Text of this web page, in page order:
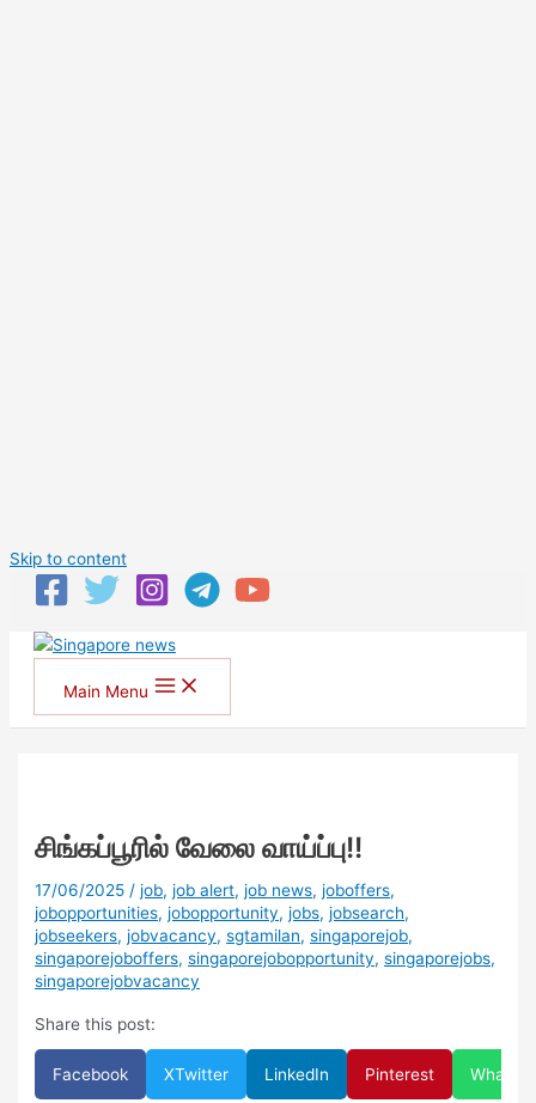
Skip to content
Main Menu
சிங்கப்பூரில் வேலை வாய்ப்பு!!
17/06/2025 /job,job alert,job news,joboffers,
jobopportunities,jobopportunity,jobs,jobsearch,
jobseekers,jobvacancy,sgtamilan,singaporejob,
singaporejoboffers,singaporejobopportunity,singaporejobs,
singaporejobvacancy
Share this post:
Facebook XTwitter LinkedIn Pinterest